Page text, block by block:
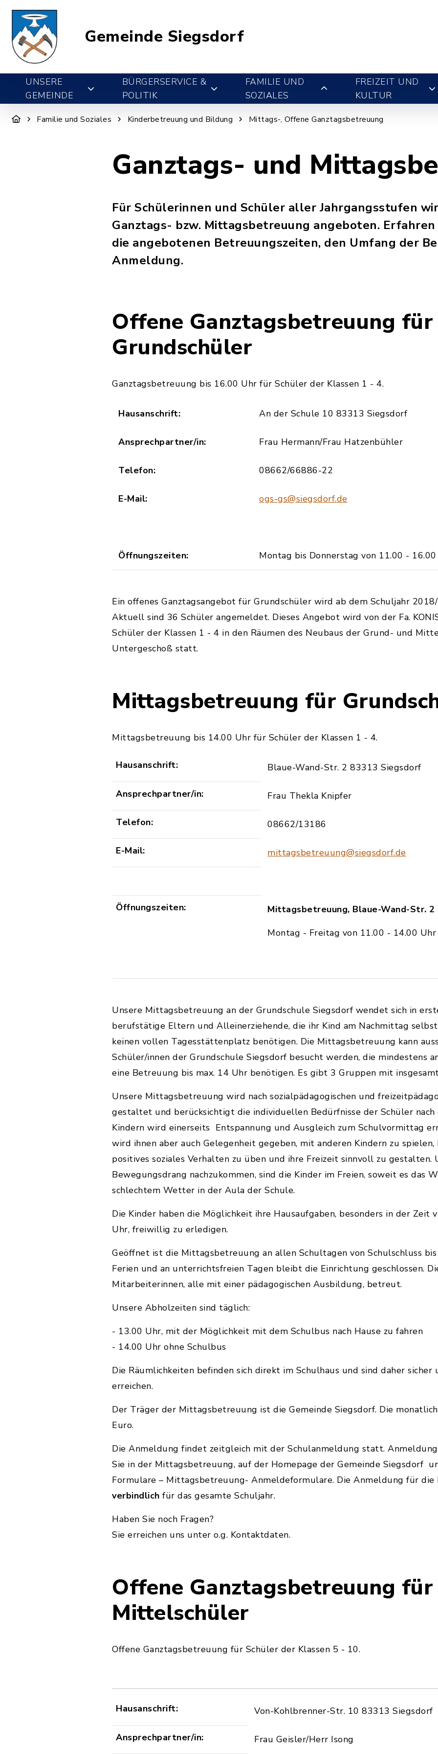
Gemeinde Siegsdorf
UNSERE
GEMEINDE
BÜRGERSERVICE &
POLITIK
FAMILIE UND
SOZIALES
FREIZEIT UND
KULTUR
Familie und Soziales Kinderbetreuung und Bildung Mittags-, Offene Ganztagsbetreuung
Ganztags- und
Für Schülerinnen und Schüler aller Jahrgangsstufen
Ganztags- bzw. Mittagsbetreuung angeboten.
die angebotenen Betreuungszeiten, den Umfang der
Anmeldung.
Offene Ganztagsbetreuung für
Grundschüler
Ganztagsbetreuung bis 16.00 Uhr für Schüler der Klassen 1 - 4.
Hausanschrift: An der Schule 10 83313 Siegsdorf
Ansprechpartner/in: Frau Hermann/Frau Hatzenbühler
Telefon: 08662/66886-22
E-Mail: ogs-gs@siegsdorf.de
Öffnungszeiten: Montag bis Donnerstag von 11.00 -
Ein offenes Ganztagsangebot für Grundschüler wird ab dem Schuljahr
Aktuell sind 36 Schüler angemeldet. Dieses Angebot wird von der Fa.
Schüler der Klassen 1 - 4 in den Räumen des Neubaus der Grund- und
Untergeschoß statt.
Mittagsbetreuung für
Mittagsbetreuung bis 14.00 Uhr für Schüler der Klassen 1 - 4.
Hausanschrift: Blaue-Wand-Str. 2 83313 Siegsdorf
Ansprechpartner/in: Frau Thekla Knipfer
Telefon: 08662/13186
E-Mail: mittagsbetreuung@siegsdorf.de
Öffnungszeiten:
Mittagsbetreuung, Blaue-Wand-Str. 2
Montag - Freitag von 11.00 - 14.00 Uhr
Unsere Mittagsbetreuung an der Grundschule Siegsdorf wendet sich in
berufstätige Eltern und Alleinerziehende, die ihr Kind am Nachmittag
keinen vollen Tagesstättenplatz benötigen. Die Mittagsbetreuung kann
Schüler/innen der Grundschule Siegsdorf besucht werden, die mindestens
eine Betreuung bis max. 14 Uhr benötigen. Es gibt 3 Gruppen mit
Unsere Mittagsbetreuung wird nach sozialpädagogischen und
gestaltet und berücksichtigt die individuellen Bedürfnisse der Schüler
Kindern wird einerseits Entspannung und Ausgleich zum Schulvormittag
wird ihnen aber auch Gelegenheit gegeben, mit anderen Kindern zu
positives soziales Verhalten zu üben und ihre Freizeit sinnvoll zu gestalten.
Bewegungsdrang nachzukommen, sind die Kinder im Freien, soweit es das
schlechtem Wetter in der Aula der Schule.
Die Kinder haben die Möglichkeit ihre Hausaufgaben, besonders in der Zeit
Uhr, freiwillig zu erledigen.
Geöffnet ist die Mittagsbetreuung an allen Schultagen von Schulschluss
Ferien und an unterrichtsfreien Tagen bleibt die Einrichtung geschlossen.
Mitarbeiterinnen, alle mit einer pädagogischen Ausbildung, betreut.
Unsere Abholzeiten sind täglich:
- 13.00 Uhr, mit der Möglichkeit mit dem Schulbus nach Hause zu fahren
- 14.00 Uhr ohne Schulbus
Die Räumlichkeiten befinden sich direkt im Schulhaus und sind daher
erreichen.
Der Träger der Mittagsbetreuung ist die Gemeinde Siegsdorf. Die
Euro.
Die Anmeldung findet zeitgleich mit der Schulanmeldung statt.
Sie in der Mittagsbetreuung, auf der Homepage der Gemeinde Siegsdorf
Formulare – Mittagsbetreuung- Anmeldeformulare. Die Anmeldung für
verbindlichfür das gesamte Schuljahr.
Haben Sie noch Fragen?
Sie erreichen uns unter o.g. Kontaktdaten.
Offene Ganztagsbetreuung für
Mittelschüler
Offene Ganztagsbetreuung für Schüler der Klassen 5 - 10.
Hausanschrift: Von-Kohlbrenner-Str. 10 83313 Siegsdorf
Ansprechpartner/in: Frau Geisler/Herr Isong